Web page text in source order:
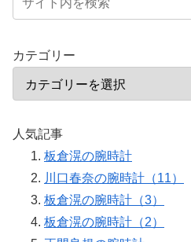
カテゴリー
人気記事
板倉滉の腕時計
川口春奈の腕時計（11）
板倉滉の腕時計（3）
板倉滉の腕時計（2）